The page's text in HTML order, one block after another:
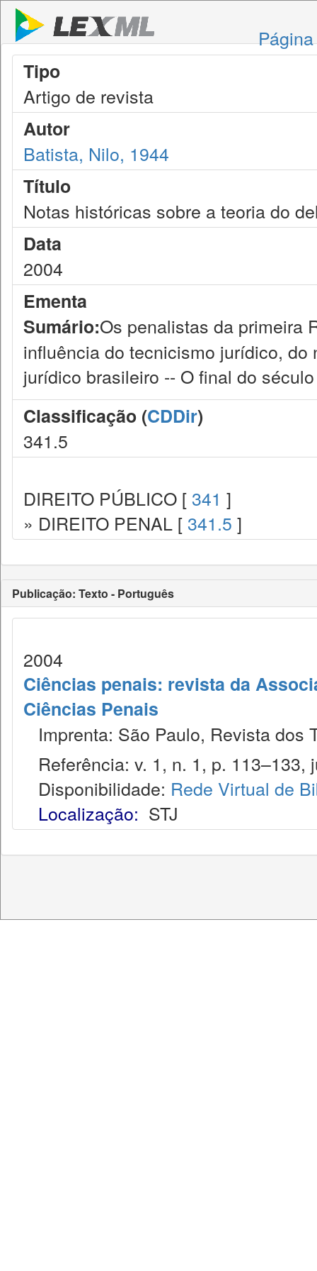
Tipo
Artigo de revista
Autor
Batista, Nilo, 1944
Título
Notas históricas sobre a teoria do
Data
2004
Ementa
Sumário:Os penalistas da primeira
influência do tecnicismo jurídico,
jurídico brasileiro -- O final do
Classificação (CDDir)
341.5
DIREITO PÚBLICO [ 341 ]
» DIREITO PENAL [ 341.5 ]
Publicação: Texto - Português
2004
Ciências penais: revista da
Ciências Penais
Imprenta: São Paulo, Revista dos
Referência: v. 1, n. 1, p. 113–133,
Disponibilidade: Rede Virtual de
Localização: STJ